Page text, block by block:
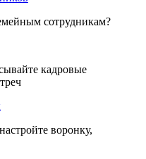
сотрудникам?
кадровые
воронку,